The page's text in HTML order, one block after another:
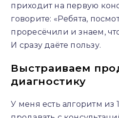
приходит на первую
говорите: «Ребята,
проресёчили и знаем,
И сразу даёте пользу.
Выстраиваем
диагностику
У меня есть алгоритм из